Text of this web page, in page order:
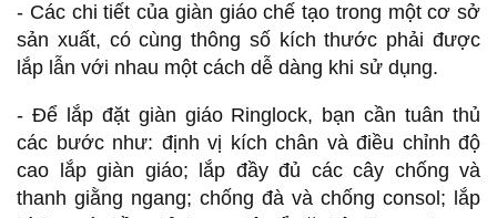
- Các chi tiết của giàn giáo chế tạo trong một cơ sở
sản xuất, có cùng thông số kích thước phải được
lắp lẫn với nhau một cách dễ dàng khi sử dụng.
- Để lắp đặt giàn giáo Ringlock, bạn cần tuân thủ
các bước như: định vị kích chân và điều chỉnh độ
cao lắp giàn giáo; lắp đầy đủ các cây chống và
thanh giằng ngang; chống đà và chống consol; lắp